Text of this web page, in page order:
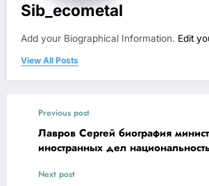
Sib_ecometal
Add your Biographical Information. Edit
View All Posts
Previous post
Лавров Сергей биография
иностранных дел
Next post